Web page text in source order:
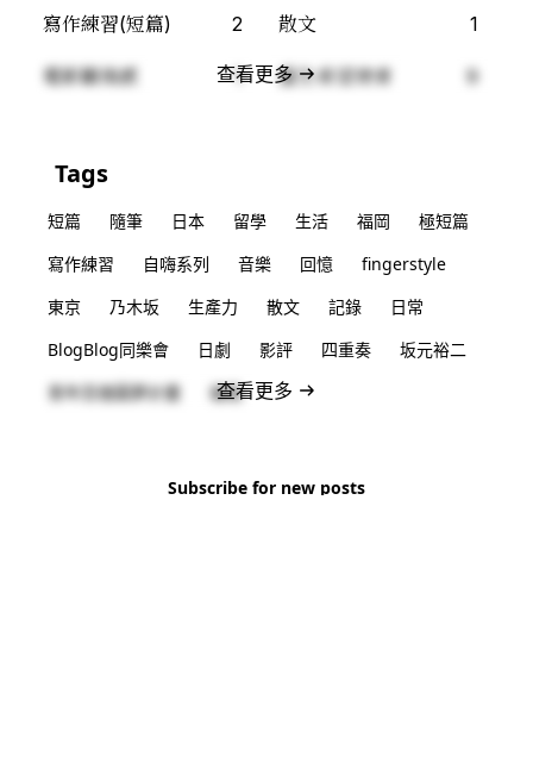
寫作練習(短篇) 2 散文 1
電影觀後感 1 重生希望使者 9
查看更多
Tags
短篇 隨筆 日本 留學 生活 福岡
極短篇
寫作練習
自嗨系列 音樂 回憶
fingerstyle
東京
乃木坂 生產力 散文 記錄
日常
BlogBlog同樂會
日劇 影評 四重奏
坂元裕二
青年百億圓夢計畫
福島
查看更多
Subscribe for new posts